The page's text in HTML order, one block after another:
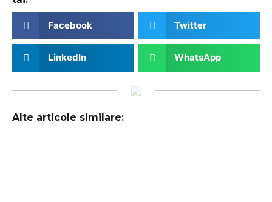
Facebook Twitter
LinkedIn WhatsApp
Alte articole similare: